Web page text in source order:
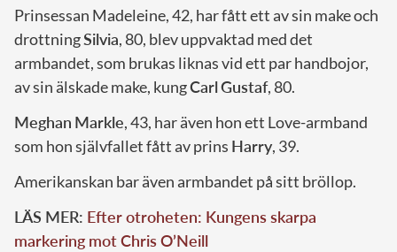
Prinsessan Madeleine, 42, har fått ett av sin make och
drottningSilvia, 80, blev uppvaktad med det
armbandet, som brukas liknas vid ett par handbojor,
av sin älskade make, kungCarlGustaf, 80.
Meghan Markle, 43, har även hon ett Love-armband
som hon självfallet fått av prins Harry, 39.
Amerikanskan bar även armbandet på sitt bröllop.
LÄS MER: Efter otroheten: Kungens skarpa
markering mot Chris O’Neill